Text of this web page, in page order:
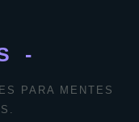
-
PARA MENTES